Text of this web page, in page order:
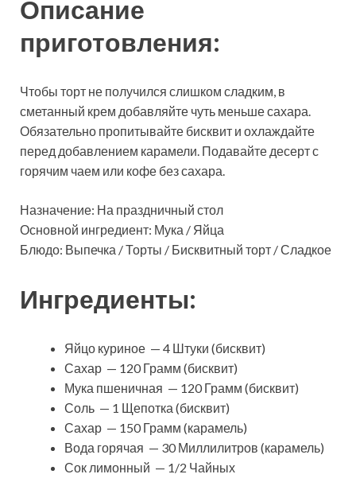
Описание
приготовления:
Чтобы торт не получился слишком сладким, в
сметанный крем добавляйте чуть меньше сахара.
Обязательно пропитывайте бисквит и охлаждайте
перед добавлением карамели. Подавайте десерт с
горячим чаем или кофе без сахара.
Назначение: На праздничный стол
Основной ингредиент: Мука / Яйца
Блюдо: Выпечка / Торты / Бисквитный торт / Сладкое
Ингредиенты:
Яйцо куриное — 4 Штуки (бисквит)
Сахар — 120 Грамм (бисквит)
Мука пшеничная — 120 Грамм (бисквит)
Соль — 1 Щепотка (бисквит)
Сахар — 150 Грамм (карамель)
Вода горячая — 30 Миллилитров (карамель)
Сок лимонный — 1/2 Чайных